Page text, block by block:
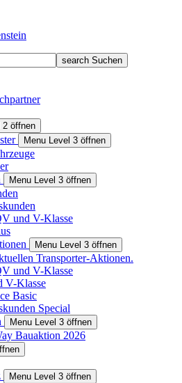
search Suchen
2 öffnen
Menu Level 3 öffnen
Menu Level 3 öffnen
und V-Klasse
Menu Level 3 öffnen
Transporter-Aktionen.
und V-Klasse
V-Klasse
Basic
Special
Menu Level 3 öffnen
Bauaktion 2026
Menu Level 3 öffnen